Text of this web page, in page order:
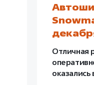
Отличная